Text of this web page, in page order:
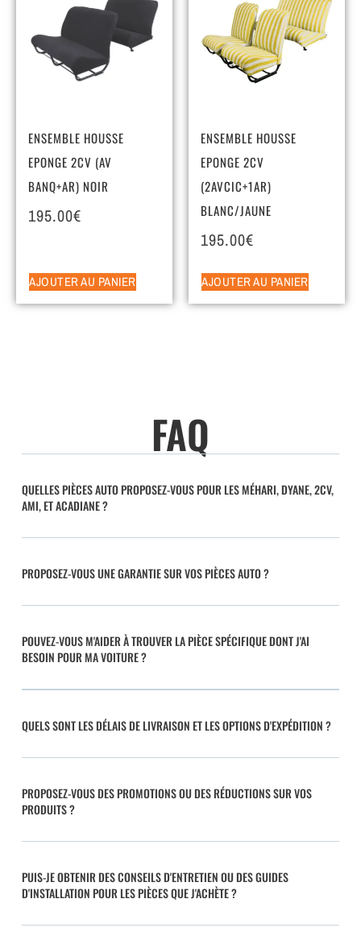
ENSEMBLE HOUSSE
EPONGE 2CV (AV
BANQ+AR) NOIR
195.00€
AJOUTER AU PANIER
ENSEMBLE HOUSSE
EPONGE 2CV
(2AVCIC+1AR)
BLANC/JAUNE
195.00€
AJOUTER AU PANIER
FAQ
QUELLES PIÈCES AUTO PROPOSEZ-VOUS POUR LES MÉHARI, DYANE, 2CV,
AMI, ET ACADIANE ?
PROPOSEZ-VOUS UNE GARANTIE SUR VOS PIÈCES AUTO ?
POUVEZ-VOUS M'AIDER À TROUVER LA PIÈCE SPÉCIFIQUE DONT J'AI
BESOIN POUR MA VOITURE ?
QUELS SONT LES DÉLAIS DE LIVRAISON ET LES OPTIONS D'EXPÉDITION ?
PROPOSEZ-VOUS DES PROMOTIONS OU DES RÉDUCTIONS SUR VOS
PRODUITS ?
PUIS-JE OBTENIR DES CONSEILS D'ENTRETIEN OU DES GUIDES
D'INSTALLATION POUR LES PIÈCES QUE J'ACHÈTE ?